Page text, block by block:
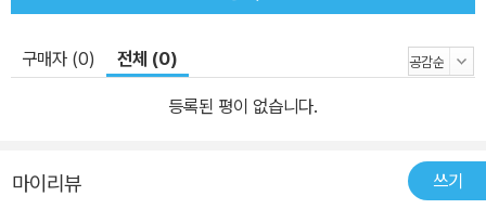
철학이 함축된 인류의 고전 ‘부화도 되기 전에 닭의 수를 가늠하지 마
라.’, ‘하늘은 스스로 돕는 자를 돕는다.’, ‘뭉치면 살고 흩어지면 죽는
다.’, ‘간절함은 발명의 어머니이다.’ 등등 많은 속담과 격언이 이솝의
우화에서 나온 말이라는 사실을 아는 이는 드물다. 우리가 익숙하게
한다. 「이솝 우화」에는 오랜 세월 동안 인류가 축적해 온 지식과 철학
이 함축되어 있어 「탈무드」와 함께 남녀노소가 모두 읽을 수 있는 인
구매자 (0) 전체 (0)
등록된 평이 없습니다.
마이리뷰 쓰기